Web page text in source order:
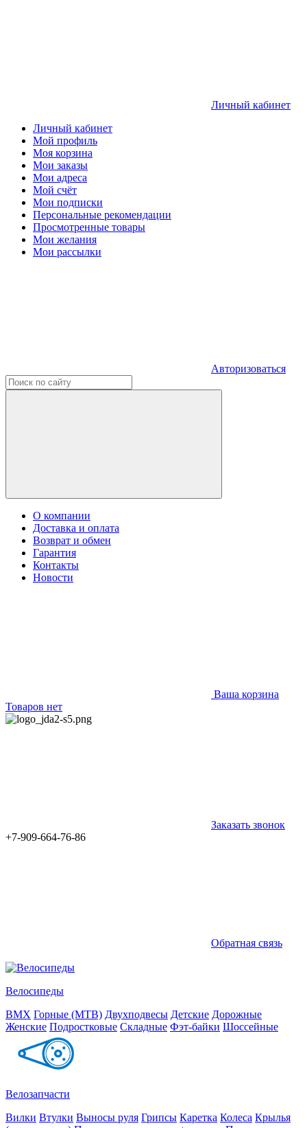
Личный кабинет
Личный кабинет
Мой профиль
Моя корзина
Мои заказы
Мои адреса
Мой счёт
Мои подписки
Персональные рекомендации
Просмотренные товары
Мои желания
Мои рассылки
Авторизоваться
О компании
Доставка и оплата
Возврат и обмен
Гарантия
Контакты
Новости
Ваша корзина
Товаров нет
Заказать звонок
+7-909-664-76-86
Обратная связь
Велосипеды
BMX Горные (MTB) Двухподвесы Детские Дорожные
Женские Подростковые Складные Фэт-байки Шоссейные
Велозапчасти
Вилки Втулки Выносы руля Грипсы Каретка Колеса Крылья